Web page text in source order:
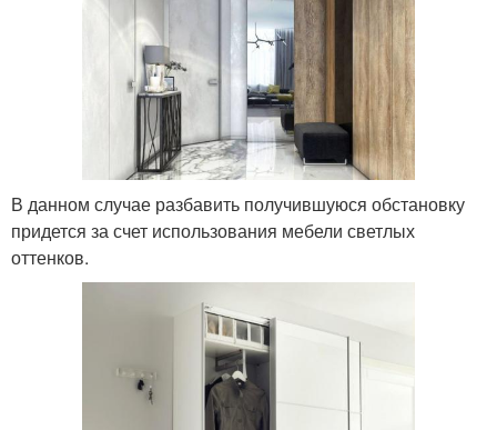
В данном случае разбавить получившуюся обстановку
придется за счет использования мебели светлых
оттенков.